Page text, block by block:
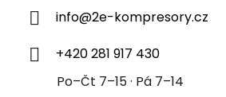
info@2e-kompresory.cz
+420 281 917 430
Po–Čt 7–15 · Pá 7–14